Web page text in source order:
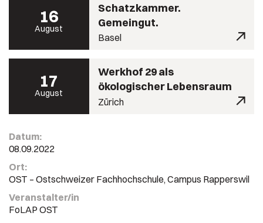
16
August
Schatzkammer.
Gemeingut.
Basel
17
August
Werkhof 29 als
ökologischer Lebensraum
Zürich
Datum:
08.09.2022
Ort:
OST – Ostschweizer Fachhochschule, Campus Rapperswil
Veranstalter/in
FoLAP OST